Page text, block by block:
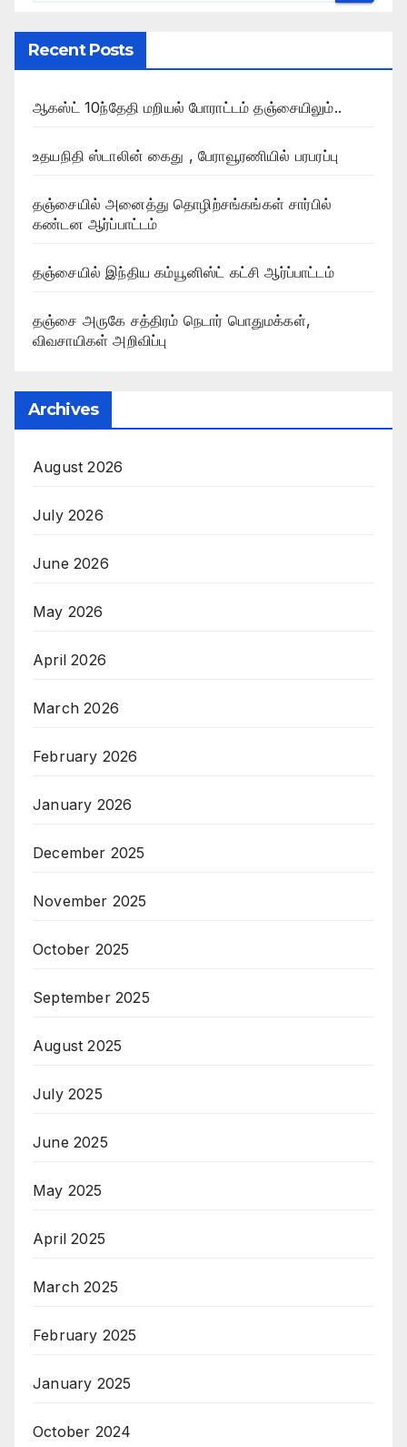
Recent Posts
ஆகஸ்ட் 10ந்தேதி மறியல் போராட்டம் தஞ்சையிலும்..
உதயநிதி ஸ்டாலின் கைது , பேராவூரணியில் பரபரப்பு
தஞ்சையில் அனைத்து தொழிற்சங்கங்கள் சார்பில்
கண்டன ஆர்ப்பாட்டம்
தஞ்சையில் இந்திய கம்யூனிஸ்ட் கட்சி ஆர்ப்பாட்டம்
தஞ்சை அருகே சத்திரம் நெடார் பொதுமக்கள்,
விவசாயிகள் அறிவிப்பு
Archives
August 2026
July 2026
June 2026
May 2026
April 2026
March 2026
February 2026
January 2026
December 2025
November 2025
October 2025
September 2025
August 2025
July 2025
June 2025
May 2025
April 2025
March 2025
February 2025
January 2025
October 2024